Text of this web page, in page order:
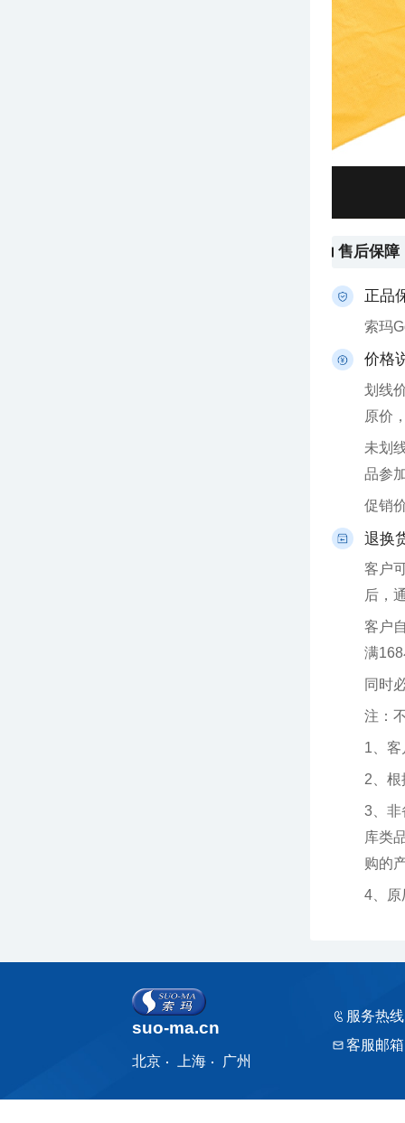
售后保障
正品
索玛
价格
原价
品参
促销
退换
后，
满
同时
注：
1、
2、
购的
4、原
suo-ma.cn
北京 上海 广州
服务热
客服邮